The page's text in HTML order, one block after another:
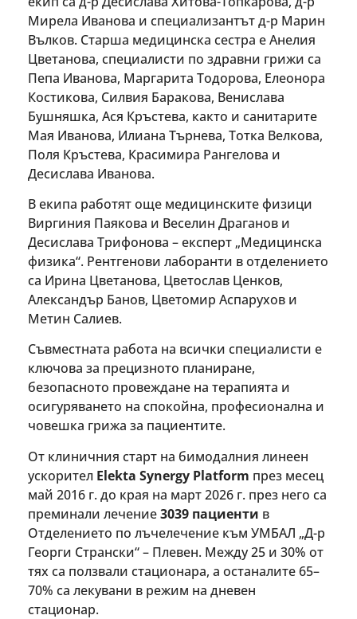
Мирела Иванова и специализантът д-р Марин
Вълков. Старша медицинска сестра е Анелия
Цветанова, специалисти по здравни грижи са
Пепа Иванова, Маргарита Тодорова, Елеонора
Костикова, Силвия Баракова, Венислава
Бушняшка, Ася Кръстева, както и санитарите
Мая Иванова, Илиана Търнева, Тотка Велкова,
Поля Кръстева, Красимира Рангелова и
Десислава Иванова.
В екипа работят още медицинските физици
Виргиния Паякова и Веселин Драганов и
Десислава Трифонова – експерт „Медицинска
физика“. Рентгенови лаборанти в отделението
са Ирина Цветанова, Цветослав Ценков,
Александър Банов, Цветомир Аспарухов и
Метин Салиев.
Съвместната работа на всички специалисти е
ключова за прецизното планиране,
безопасното провеждане на терапията и
осигуряването на спокойна, професионална и
човешка грижа за пациентите.
От клиничния старт на бимодалния линеен
ускорител Elekta Synergy Platform през месец
май 2016 г. до края на март 2026 г. през него са
преминали лечение3039 пациенти в
Отделението по лъчелечение към УМБАЛ „Д-р
Георги Странски“ – Плевен. Между 25 и 30% от
тях са ползвали стационара, а останалите 65–
70% са лекувани в режим на дневен
стационар.